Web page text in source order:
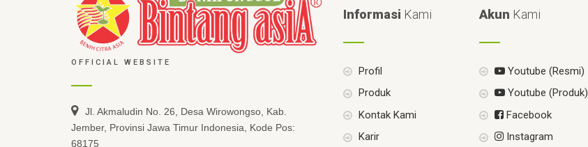
OFFICIAL WEBSITE
Jl. Akmaludin No. 26, Desa Wirowongso, Kab.
Jember, Provinsi Jawa Timur Indonesia, Kode Pos:
68175
Informasi Kami
Profil
Produk
Kontak Kami
Karir
Akun Kami
Youtube (Resmi)
Youtube (Produk)
Facebook
Instagram